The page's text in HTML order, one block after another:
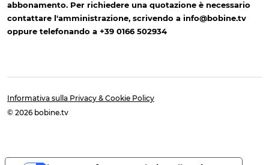
abbonamento. Per richiedere una quotazione è necessario
contattare l'amministrazione, scrivendo a info@bobine.tv
oppure telefonando a +39 0166 502934
Informativa sulla Privacy & Cookie Policy
© 2026 bobine.tv